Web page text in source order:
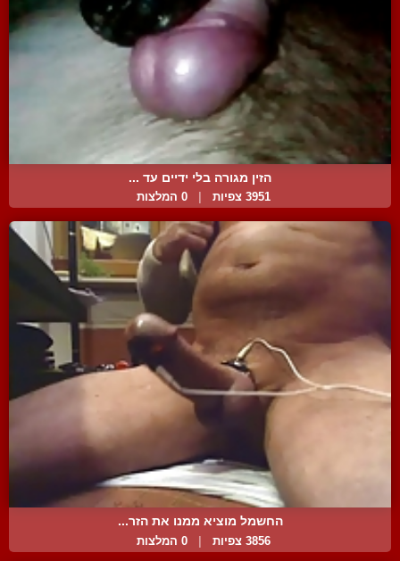
הזין מגורה בלי ידיים עד ...
3951 צפיות 0 המלצות
החשמל מוציא ממנו את הזר...
3856 צפיות 0 המלצות